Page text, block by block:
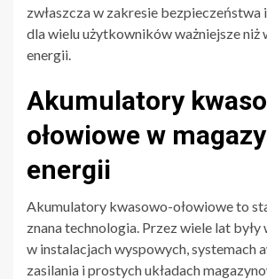
zwłaszcza w zakresie bezpieczeństwa
dla wielu użytkowników ważniejsze niż
energii.
Akumulatory
ołowiowe w
energii
Akumulatory kwasowo-ołowiowe to
znana technologia. Przez wiele lat
w instalacjach wyspowych, systemach
zasilania i prostych układach